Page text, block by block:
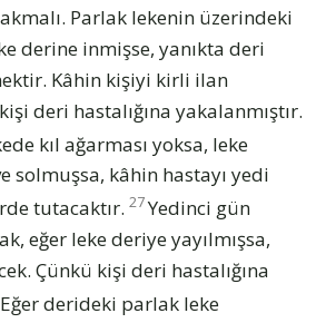
Parlak lekenin üzerindeki
derine inmişse, yanıkta deri
Kâhin kişiyi kirli ilan
deri hastalığına yakalanmıştır.
kıl ağarması yoksa, leke
solmuşsa, kâhin hastayı yedi
tutacaktır. 27Yedinci gün
eğer leke deriye yayılmışsa,
Çünkü kişi deri hastalığına
Eğer derideki parlak leke